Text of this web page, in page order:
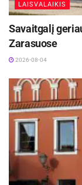
LAISVALAIKIS
Savaitgalį
Zarasuose
2026-08-04